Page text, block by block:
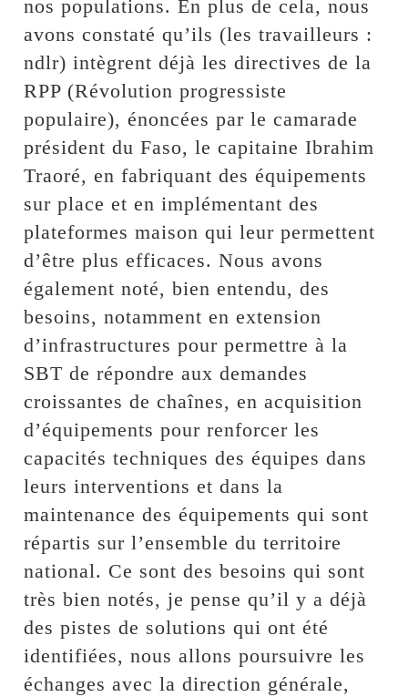
nos populations. En plus de cela, nous
avons constaté qu’ils (les travailleurs :
ndlr) intègrent déjà les directives de la
RPP (Révolution progressiste
populaire), énoncées par le camarade
président du Faso, le capitaine Ibrahim
Traoré, en fabriquant des équipements
sur place et en implémentant des
plateformes maison qui leur permettent
d’être plus efficaces. Nous avons
également noté, bien entendu, des
besoins, notamment en extension
d’infrastructures pour permettre à la
SBT de répondre aux demandes
croissantes de chaînes, en acquisition
d’équipements pour renforcer les
capacités techniques des équipes dans
leurs interventions et dans la
maintenance des équipements qui sont
répartis sur l’ensemble du territoire
national. Ce sont des besoins qui sont
très bien notés, je pense qu’il y a déjà
des pistes de solutions qui ont été
identifiées, nous allons poursuivre les
échanges avec la direction générale,